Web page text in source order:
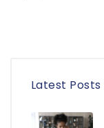
Latest Posts